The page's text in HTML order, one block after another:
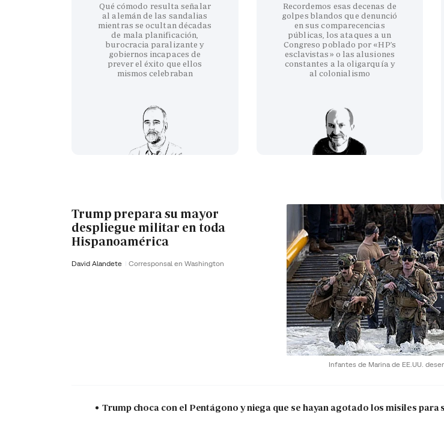
Qué cómodo resulta señalar
al alemán de las sandalias
mientras se ocultan décadas
de mala planificación,
burocracia paralizante y
gobiernos incapaces de
prever el éxito que ellos
mismos celebraban
Recordemos esas decenas de
golpes blandos que denunció
en sus comparecencias
públicas, los ataques a un
Congreso poblado por «HP’s
esclavistas» o las alusiones
constantes a la oligarquía y
al colonialismo
Infantes de Marina de EE.UU.
Trump prepara su mayor
despliegue militar en toda
Hispanoamérica
David Alandete Corresponsal en Washington
Trump choca con el Pentágono y niega que se hayan agotado los misiles para